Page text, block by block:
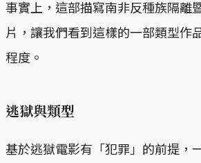
事實上，這部描寫南非反種族隔離
片，讓我們看到這樣的一部類型作
程度。
逃獄與類型
基於逃獄電影有「犯罪」的前提，